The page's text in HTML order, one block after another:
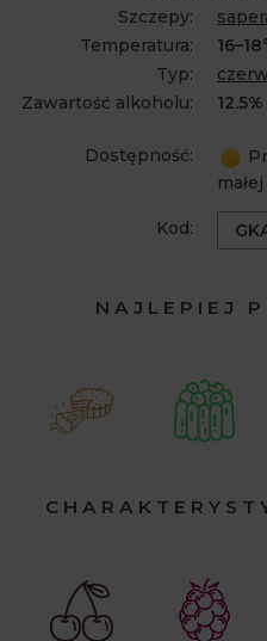
Szczepy:
Temperatura:
Typ:
Zawartość alkoholu:
12.5%
Dostępność:
Kod:
NAJLEPIEJ